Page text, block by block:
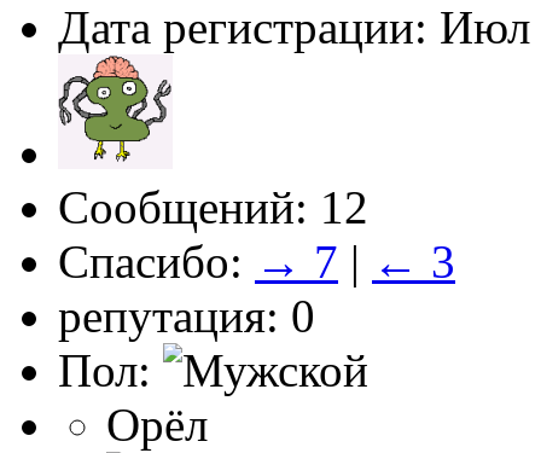
Дата регистрации:
Сообщений: 12
Спасибо: → 7 | ← 3
репутация: 0
Пол:
Орёл